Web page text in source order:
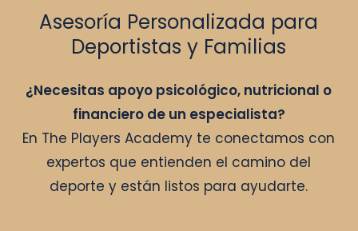
Asesoría Personalizada para
Deportistas y Familias
¿Necesitas apoyo psicológico, nutricional o
financiero de un especialista?
En The Players Academy te conectamos con
expertos que entienden el camino del
deporte y están listos para ayudarte.